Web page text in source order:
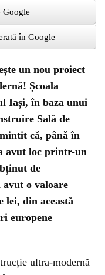
Google
în Google
un nou proiect
Școala
Iași, în baza unui
Sală de
că, până în
avut loc printr-un
de
avut o valoare
lei, din această
europene
ultra-modernă